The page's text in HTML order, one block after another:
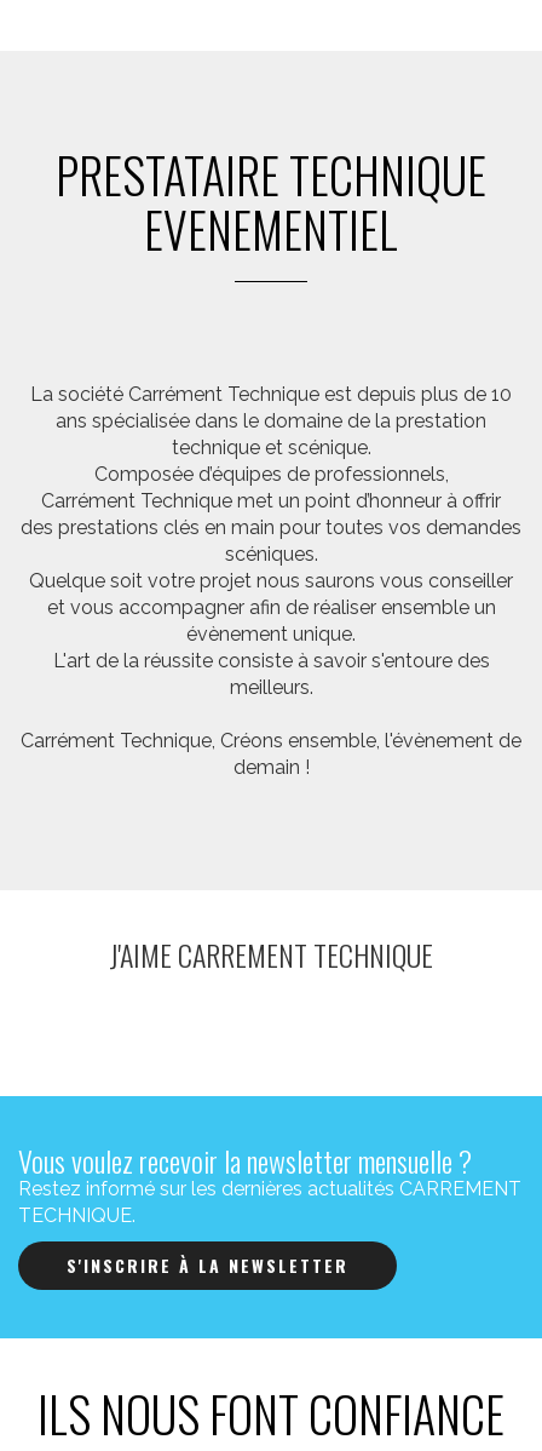
PRESTATAIRE TECHNIQUE
EVENEMENTIEL
La société Carrément Technique est depuis plus de 10
ans spécialisée dans le domaine de la prestation
technique et scénique.
Composée d’équipes de professionnels,
Carrément Technique met un point d’honneur à offrir
des prestations clés en main pour toutes vos demandes
scéniques.
Quelque soit votre projet nous saurons vous conseiller
et vous accompagner afin de réaliser ensemble un
évènement unique.
L'art de la réussite consiste à savoir s'entoure des
meilleurs.
Carrément Technique, Créons ensemble, l'évènement de
demain !
J'AIME CARREMENT TECHNIQUE
Vous voulez recevoir la newsletter mensuelle ?
Restez informé sur les dernières actualités CARREMENT
TECHNIQUE.
S'INSCRIRE À LA NEWSLETTER
ILS NOUS FONT CONFIANCE